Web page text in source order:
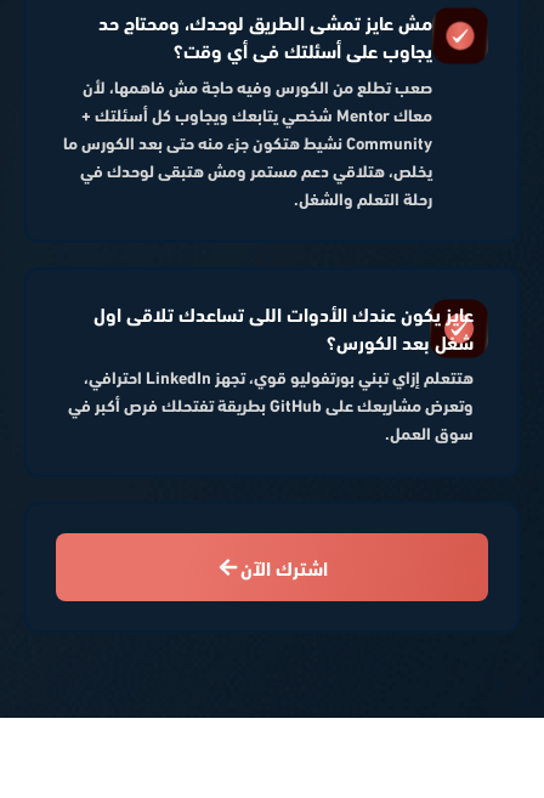
مش عايز تمشى الطريق لوحدك، ومحتاج حد
يجاوب على أسئلتك فى أي وقت؟
صعب تطلع من الكورس وفيه حاجة مش فاهمها، لأن
معاك Mentor شخصي يتابعك ويجاوب كل أسئلتك +
Community نشيط هتكون جزء منه حتى بعد الكورس ما
يخلص، هتلاقي دعم مستمر ومش هتبقى لوحدك في
رحلة التعلم والشغل.
عايز يكون عندك الأدوات اللى تساعدك تلاقى اول
شغل بعد الكورس؟
هتتعلم إزاي تبني بورتفوليو قوي، تجهز LinkedIn احترافي،
وتعرض مشاريعك على GitHub بطريقة تفتحلك فرص أكبر في
سوق العمل.
اشترك الآن